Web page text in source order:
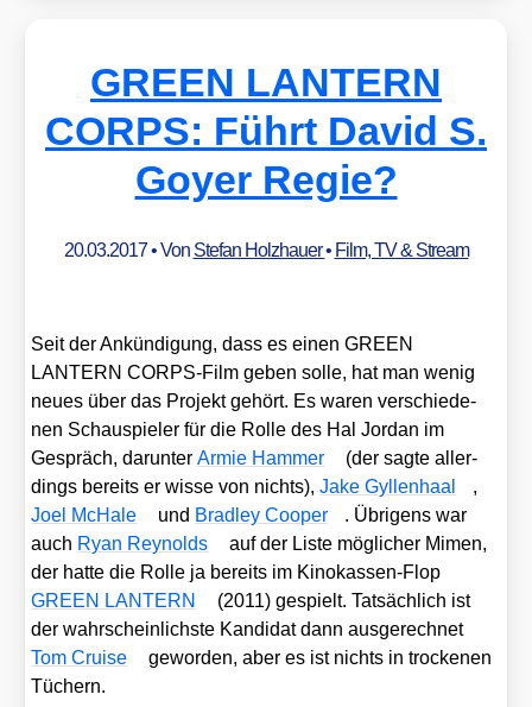
GREEN LANTERN
CORPS: Führt David S.
Goyer Regie?
20.03.2017• Von Stefan Holzhauer• Film, TV & Stream
Seit der Ankün­di­gung, dass es einen GREEN
LANTERN CORPS-Film geben sol­le, hat man wenig
neu­es über das Pro­jekt gehört. Es waren ver­schie­de­
nen Schau­spie­ler für die Rol­le des Hal Jor­dan im
Gespräch, dar­un­terArmie Ham­mer
(der sag­te aller­
dings bereits er wis­se von nichts),Jake Gyl­len­haal
,
Joel McHa­le
und Brad­ley Coo­per
. Übri­gens war
auch Ryan Rey­nolds
auf der Lis­te mög­li­cher Mimen,
der hat­te die Rol­le ja bereits im Kino­kas­sen-Flop
GREEN LANTERN
(2011) gespielt. Tat­säch­lich ist
der wahr­schein­lichs­te Kan­di­dat dann aus­ge­rech­net
Tom Crui­se
gewor­den, aber es ist nichts in tro­cke­nen
Tüchern.